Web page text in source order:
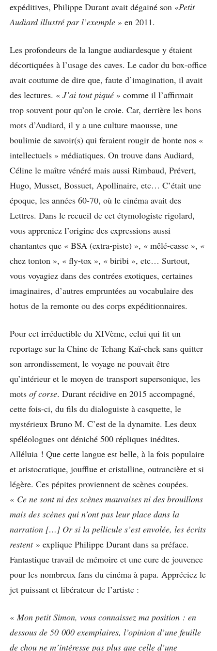
expéditives, Philippe Durant avait dégainé son «Petit
Audiard illustré par l’exemple » en 2011.
Les profondeurs de la langue audiardesque y étaient
décortiquées à l’usage des caves. Le cador du box-office
avait coutume de dire que, faute d’imagination, il avait
des lectures. « J’ai tout piqué » comme il l’affirmait
trop souvent pour qu’on le croie. Car, derrière les bons
mots d’Audiard, il y a une culture maousse, une
boulimie de savoir(s) qui feraient rougir de honte nos «
intellectuels » médiatiques. On trouve dans Audiard,
Céline le maître vénéré mais aussi Rimbaud, Prévert,
Hugo, Musset, Bossuet, Apollinaire, etc… C’était une
époque, les années 60-70, où le cinéma avait des
Lettres. Dans le recueil de cet étymologiste rigolard,
vous appreniez l’origine des expressions aussi
chantantes que « BSA (extra-piste) », « mêlé-casse », «
chez tonton », « fly-tox », « biribi », etc… Surtout,
vous voyagiez dans des contrées exotiques, certaines
imaginaires, d’autres empruntées au vocabulaire des
hotus de la remonte ou des corps expéditionnaires.
Pour cet irréductible du XIVème, celui qui fit un
reportage sur la Chine de Tchang Kaï-chek sans quitter
son arrondissement, le voyage ne pouvait être
qu’intérieur et le moyen de transport supersonique, les
mots of corse. Durant récidive en 2015 accompagné,
cette fois-ci, du fils du dialoguiste à casquette, le
mystérieux Bruno M. C’est de la dynamite. Les deux
spéléologues ont déniché 500 répliques inédites.
Alléluia ! Que cette langue est belle, à la fois populaire
et aristocratique, joufflue et cristalline, outrancière et si
légère. Ces pépites proviennent de scènes coupées.
« Ce ne sont ni des scènes mauvaises ni des brouillons
mais des scènes qui n’ont pas leur place dans la
narration […] Or si la pellicule s’est envolée, les écrits
restent » explique Philippe Durant dans sa préface.
Fantastique travail de mémoire et une cure de jouvence
pour les nombreux fans du cinéma à papa. Appréciez le
jet puissant et libérateur de l’artiste :
« Mon petit Simon, vous connaissez ma position : en
dessous de 50 000 exemplaires, l’opinion d’une feuille
de chou ne m’intéresse pas plus que celle d’une